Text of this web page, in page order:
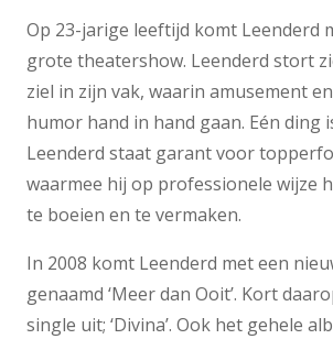
Op 23-jarige leeftijd komt Leenderd
grote theatershow. Leenderd stort
ziel in zijn vak, waarin amusement
humor hand in hand gaan. Eén ding
Leenderd staat garant voor
waarmee hij op professionele wijze
te boeien en te vermaken.
In 2008 komt Leenderd met een
genaamd ‘Meer dan Ooit’. Kort
single uit; ‘Divina’. Ook het gehele